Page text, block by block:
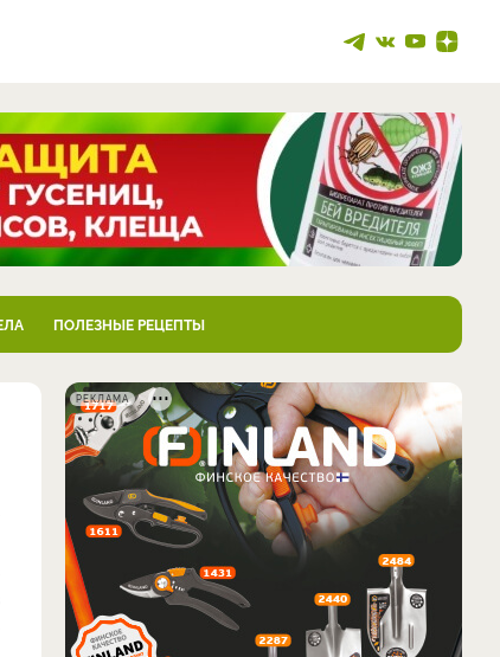
ПОЛЕЗНЫЕ РЕЦЕПТЫ
РЕКЛАМА